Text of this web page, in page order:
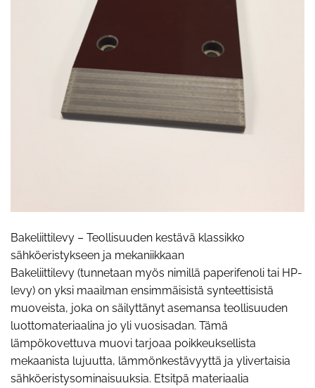
Bakeliittilevy – Teollisuuden kestävä klassikko
sähköeristykseen ja mekaniikkaan
Bakeliittilevy (tunnetaan myös nimillä paperifenoli tai HP-
levy) on yksi maailman ensimmäisistä synteettisistä
muoveista, joka on säilyttänyt asemansa teollisuuden
luottomateriaalina jo yli vuosisadan. Tämä
lämpökovettuva muovi tarjoaa poikkeuksellista
mekaanista lujuutta, lämmönkestävyyttä ja ylivertaisia
sähköeristysominaisuuksia. Etsitpä materiaalia